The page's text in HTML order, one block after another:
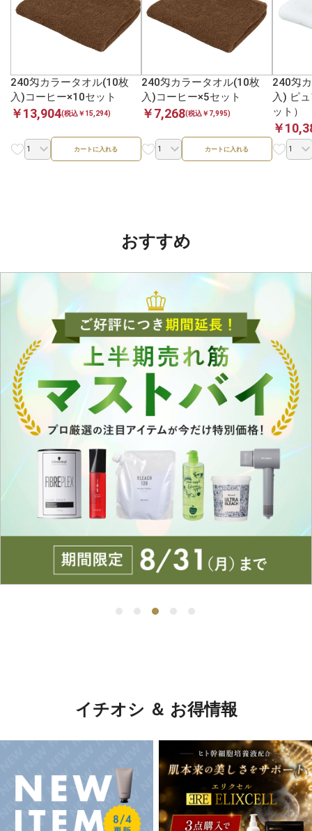
240匁カラータオル(10枚
入)コーヒー×10セット
￥13,904(税込￥15,294)
カートに入れる
240匁カラータオル(10枚
入)コーヒー×5セット
￥7,268(税込￥7,995)
カートに入れる
240匁
入) ピ
ット）
￥
おすすめ
イチオシ ＆ お得情報